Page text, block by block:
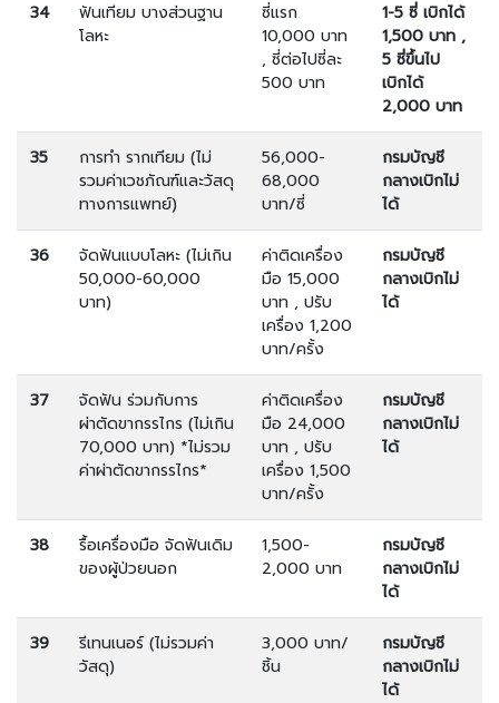
34
ฟันเทียม บางส่วนฐาน
โลหะ
ซี่แรก
10,000 บาท
, ซี่ต่อไปซี่ละ
500 บาท
1-5 ซี่ เบิกได้
1,500 บาท ,
5 ซี่ขึ้นไป
เบิกได้
2,000 บาท
35
การทำ รากเทียม (ไม่
รวมค่าเวชภัณฑ์และวัสดุ
ทางการแพทย์)
56,000-
68,000
บาท/ซี่
กรมบัญชี
กลางเบิกไม่
ได้
36
จัดฟันแบบโลหะ (ไม่เกิน
50,000-60,000
บาท)
ค่าติดเครื่อง
มือ 15,000
บาท , ปรับ
เครื่อง 1,200
บาท/ครั้ง
กรมบัญชี
กลางเบิกไม่
ได้
37
จัดฟัน ร่วมกับการ
ผ่าตัดขากรรไกร (ไม่เกิน
70,000 บาท) *ไม่รวม
ค่าผ่าตัดขากรรไกร*
ค่าติดเครื่อง
มือ 24,000
บาท , ปรับ
เครื่อง 1,500
บาท/ครั้ง
กรมบัญชี
กลางเบิกไม่
ได้
38
รื้อเครื่องมือ จัดฟันเดิม
ของผู้ป่วยนอก
1,500-
2,000 บาท
กรมบัญชี
กลางเบิกไม่
ได้
39
รีเทนเนอร์ (ไม่รวมค่า
วัสดุ)
3,000 บาท/
ชิ้น
กรมบัญชี
กลางเบิกไม่
ได้